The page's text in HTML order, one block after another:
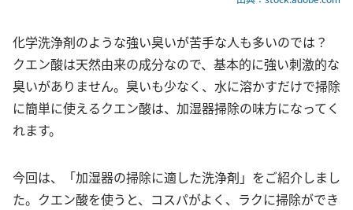
化学洗浄剤のような強い臭いが苦手な人も多いのでは？
クエン酸は天然由来の成分なので、基本的に強い刺激的な
臭いがありません。臭いも少なく、水に溶かすだけで掃除
に簡単に使えるクエン酸は、加湿器掃除の味方になってく
れます。
今回は、「加湿器の掃除に適した洗浄剤」をご紹介しまし
た。クエン酸を使うと、コスパがよく、ラクに掃除ができ